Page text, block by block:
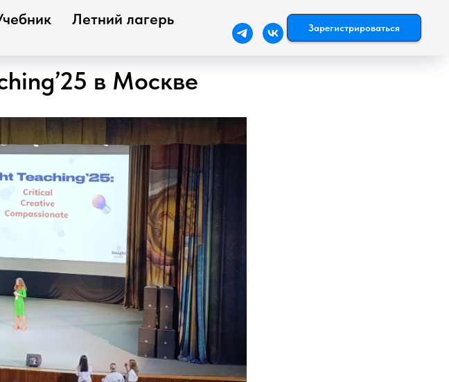
Летний лагерь
Зарегистрироваться
в Москве